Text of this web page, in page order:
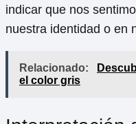
indicar que nos
nuestra identidad o en
Relacionado:
el color gris